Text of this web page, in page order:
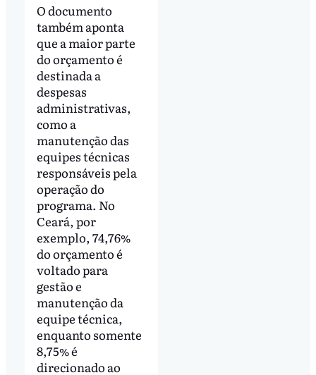
O documento
também aponta
que a maior parte
do orçamento é
destinada a
despesas
administrativas,
como a
manutenção das
equipes técnicas
responsáveis pela
operação do
programa. No
Ceará, por
exemplo, 74,76%
do orçamento é
voltado para
gestão e
manutenção da
equipe técnica,
enquanto somente
8,75% é
direcionado ao